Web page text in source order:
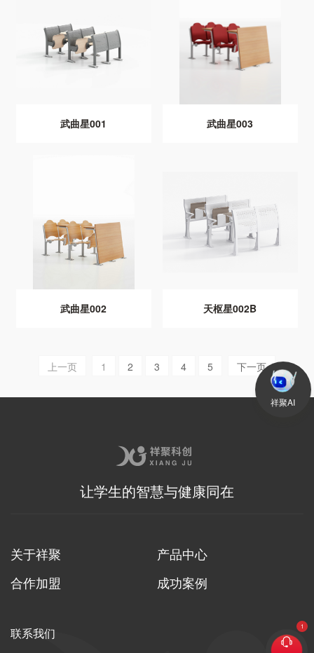
武曲星001 武曲星003
武曲星002 天枢星002B
上一页 1 2 3 4 5 下一页
让学生的智慧与健康同在
关于祥聚
产品中心
合作加盟
成功案例
联系我们
祥聚AI